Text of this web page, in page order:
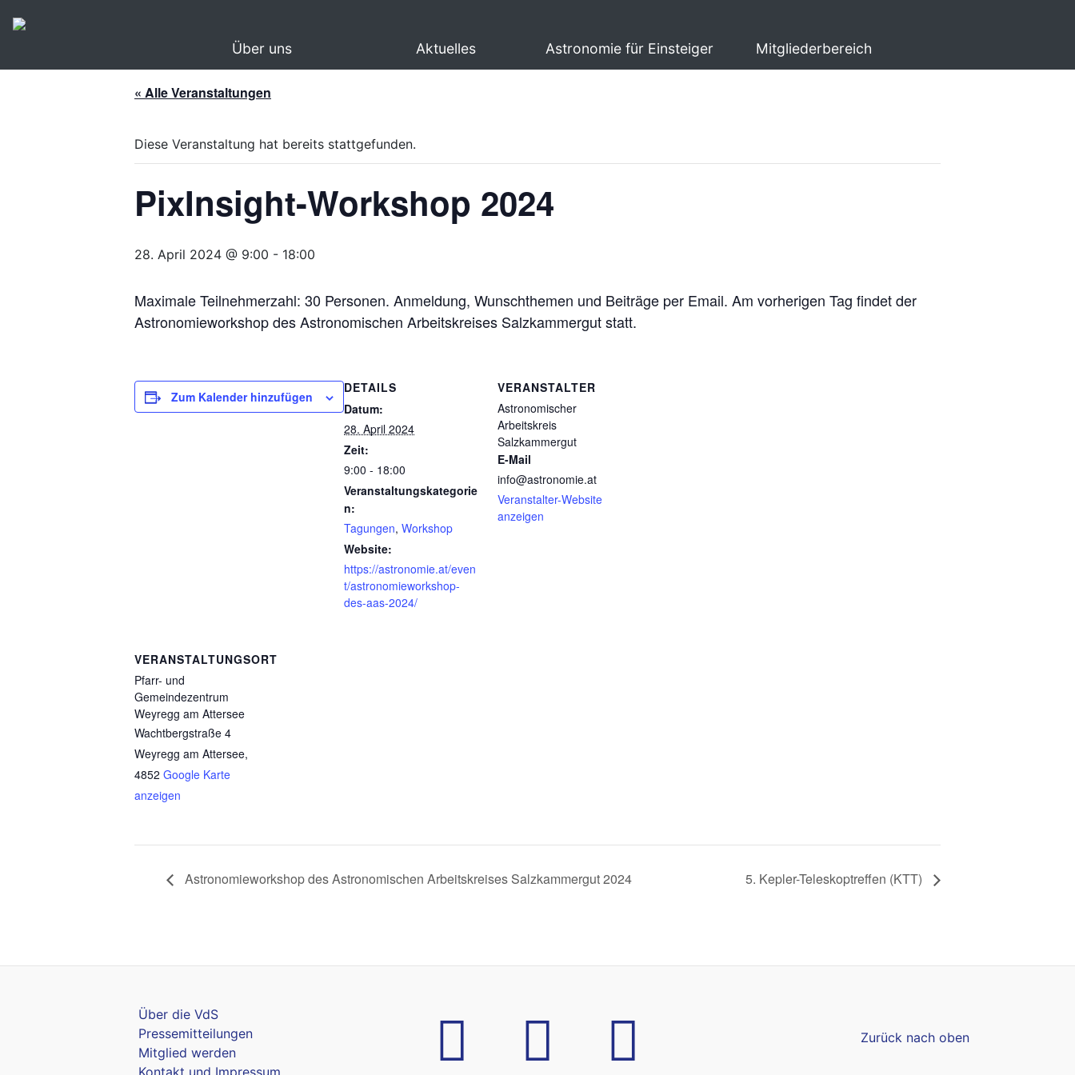
Über uns Aktuelles Astronomie für Einsteiger Mitgliederbereich
« Alle Veranstaltungen
Diese Veranstaltung hat bereits stattgefunden.
PixInsight-Workshop 2024
28. April 2024 @ 9:00 - 18:00
Maximale Teilnehmerzahl: 30 Personen. Anmeldung, Wunschthemen und Beiträge per Email. Am vorherigen Tag findet der
Astronomieworkshop des Astronomischen Arbeitskreises Salzkammergut statt.
Zum Kalender hinzufügen
DETAILS
Datum:
28. April 2024
Zeit:
9:00 - 18:00
Veranstaltungskategorie
n:
Tagungen, Workshop
Website:
https://astronomie.at/even
t/astronomieworkshop-
des-aas-2024/
VERANSTALTER
Astronomischer
Arbeitskreis
Salzkammergut
E-Mail
info@astronomie.at
Veranstalter-Website
anzeigen
VERANSTALTUNGSORT
Pfarr- und
Gemeindezentrum
Weyregg am Attersee
Wachtbergstraße 4
Weyregg am Attersee,
4852 Google Karte
anzeigen
Astronomieworkshop des Astronomischen Arbeitskreises Salzkammergut 2024 5. Kepler-Teleskoptreffen (KTT)
Über die VdS
Pressemitteilungen
Mitglied werden
Kontakt und Impressum
Zurück nach oben